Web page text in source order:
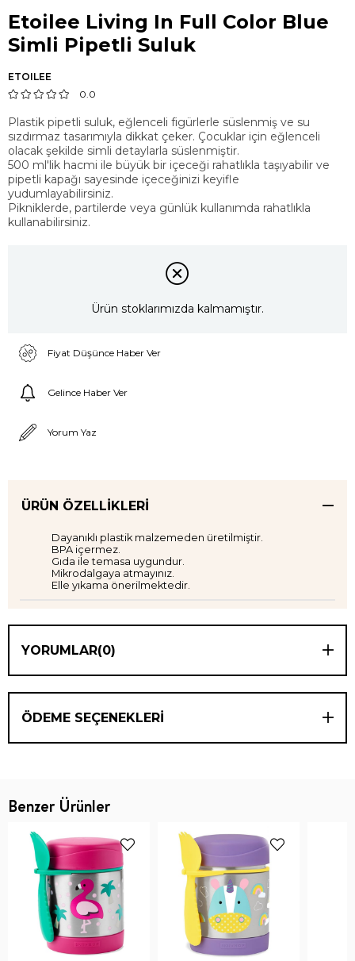
Etoilee Living In Full Color Blue
Simli Pipetli Suluk
ETOILEE
0.0
Plastik pipetli suluk, eğlenceli figürlerle süslenmiş ve su
sızdırmaz tasarımıyla dikkat çeker. Çocuklar için eğlenceli
olacak şekilde simli detaylarla süslenmiştir.
500 ml'lik hacmi ile büyük bir içeceği rahatlıkla taşıyabilir ve
pipetli kapağı sayesinde içeceğinizi keyifle
yudumlayabilirsiniz.
Pikniklerde, partilerde veya günlük kullanımda rahatlıkla
kullanabilirsiniz.
Ürün stoklarımızda kalmamıştır.
Fiyat Düşünce Haber Ver
Gelince Haber Ver
Yorum Yaz
ÜRÜN ÖZELLIKLERI
Dayanıklı plastik malzemeden üretilmiştir.
BPA içermez.
Gıda ile temasa uygundur.
Mikrodalgaya atmayınız.
Elle yıkama önerilmektedir.
YORUMLAR(0)
ÖDEME SEÇENEKLERI
Benzer Ürünler